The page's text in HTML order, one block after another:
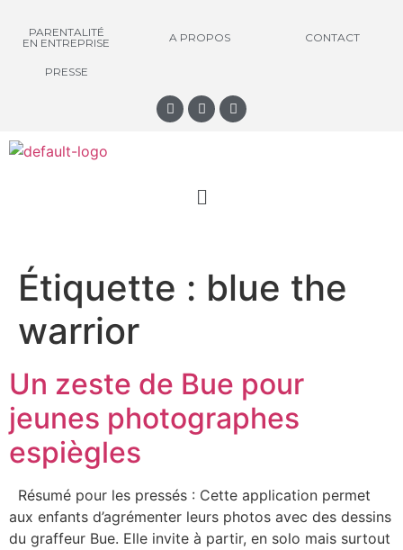
PARENTALITÉ
EN ENTREPRISE
A PROPOS CONTACT
PRESSE
Étiquette : blue the
warrior
Un zeste de Bue pour
jeunes photographes
espiègles
Résumé pour les pressés : Cette application permet
aux enfants d’agrémenter leurs photos avec des dessins
du graffeur Bue. Elle invite à partir, en solo mais surtout